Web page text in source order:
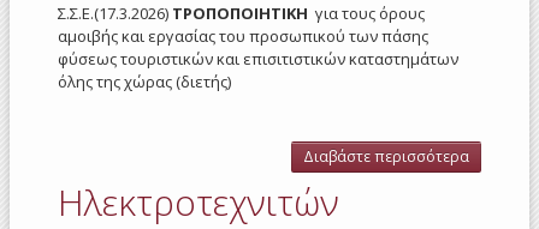
Σ.Σ.Ε.(17.3.2026) ΤΡΟΠΟΠΟΙΗΤΙΚΗ για τους όρους
αμοιβής και εργασίας του προσωπικού των πάσης
φύσεως τουριστικών και επισιτιστικών καταστημάτων
όλης της χώρας (διετής)
Διαβάστε περισσότερα
Ηλεκτροτεχνιτών